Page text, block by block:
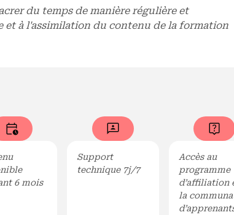
du temps de manière régulière et
et à l'assimilation du contenu de la formation
6 mois
Support
technique 7j/7
Accès au
programme
d’affiliation
la